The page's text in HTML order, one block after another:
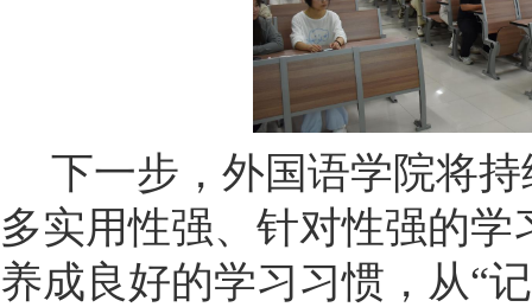
下一步，外国语学院将
多实用性强、针对性强的
养成良好的学习习惯，从“